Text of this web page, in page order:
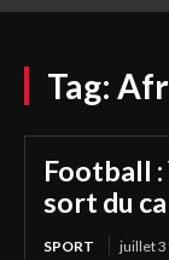
Tag:
Football :
sort du
SPORT juillet